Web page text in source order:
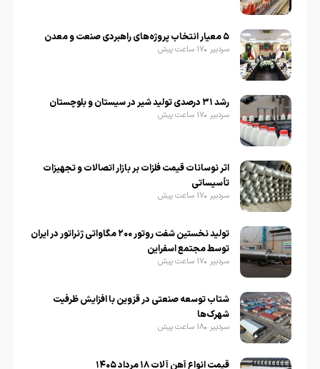
۵ معیار انتخاب پروژه‌های راهبردی صنعت و معدن
سردبیر 17 ساعت پیش
رشد ۳۱ درصدی تولید شیر در سیستان و بلوچستان
سردبیر 17 ساعت پیش
اثر نوسانات قیمت فلزات بر بازار اتصالات و تجهیزات
تأسیساتی
سردبیر 17 ساعت پیش
تولید نخستین شفت روتور ۲۰۰ مگاواتی ژنراتور در ایران
توسط مجتمع اسفراین
سردبیر 17 ساعت پیش
شتاب توسعه صنعتی در قزوین با افزایش ظرفیت
شهرک‌ها
سردبیر 18 ساعت پیش
قیمت انواع آهن آلات ۱۸ مرداد ۱۴۰۵